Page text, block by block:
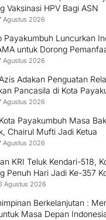
Vaksinasi HPV Bagi ASN
Agustus 2026
Payakumbuh Luncurkan
untuk Dorong
Agustus 2026
Adakan Penguatan
Pancasila di Kota
Agustus 2026
Payakumbuh Masa
Chairul Mufti Jadi Ketua
Agustus 2026
KRI Teluk Kendari-518,
Penuh Hari Jadi Ke-357
Agustus 2026
Berkelanjutan :
Masa Depan